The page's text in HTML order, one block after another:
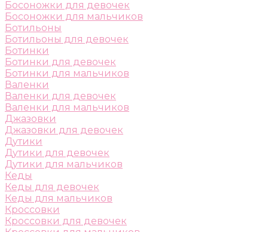
Босоножки для девочек
Босоножки для мальчиков
Ботильоны
Ботильоны для девочек
Ботинки
Ботинки для девочек
Ботинки для мальчиков
Валенки
Валенки для девочек
Валенки для мальчиков
Джазовки
Джазовки для девочек
Дутики
Дутики для девочек
Дутики для мальчиков
Кеды
Кеды для девочек
Кеды для мальчиков
Кроссовки
Кроссовки для девочек